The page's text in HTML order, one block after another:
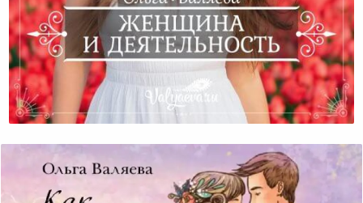
Женщина И Деятельность